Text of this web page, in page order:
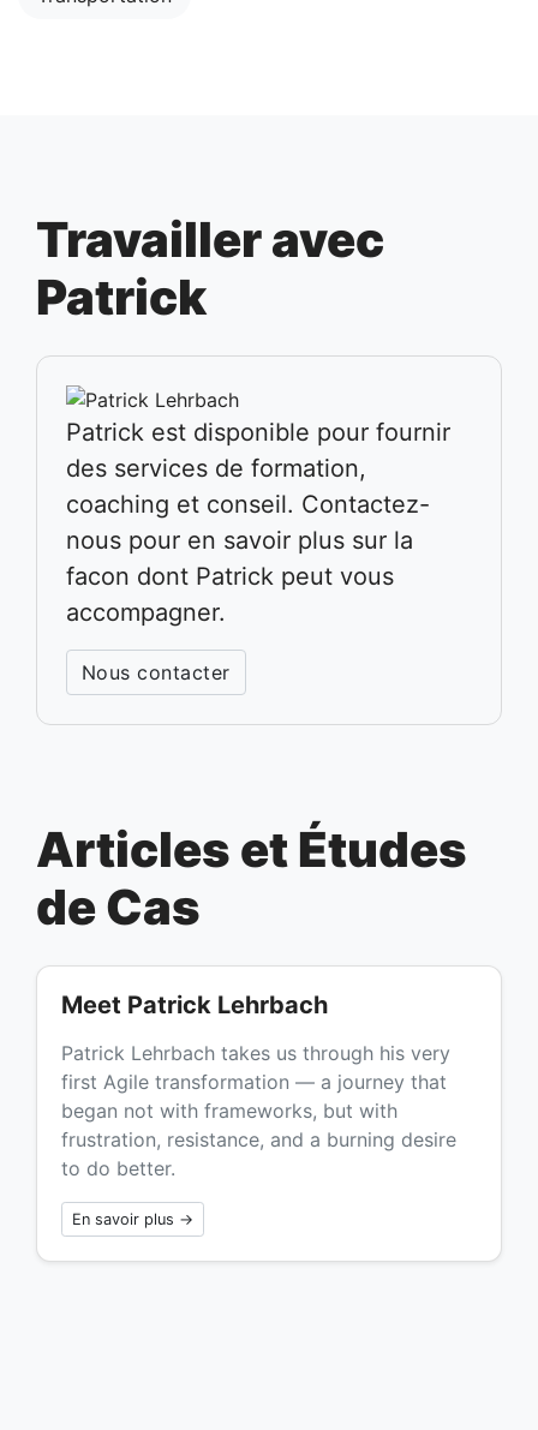
Travailler avec
Patrick
Patrick est disponible pour fournir
des services de formation,
coaching et conseil. Contactez-
nous pour en savoir plus sur la
facon dont Patrick peut vous
accompagner.
Nous contacter
Articles et Études
de Cas
Meet Patrick Lehrbach
Patrick Lehrbach takes us through his very
first Agile transformation — a journey that
began not with frameworks, but with
frustration, resistance, and a burning desire
to do better.
En savoir plus →